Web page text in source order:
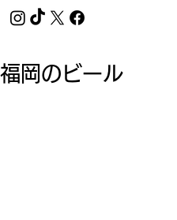
福岡のビール